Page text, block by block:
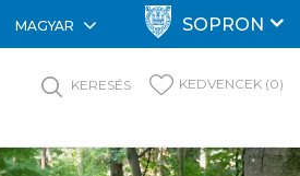
MAGYAR SOPRON
KERESÉS KEDVENCEK (0)